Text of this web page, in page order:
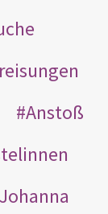
Anstoß
Johanna